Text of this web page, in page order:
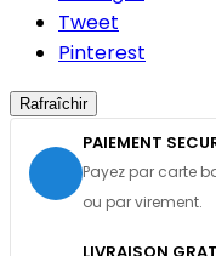
Tweet
Pinterest
PAIEMENT
Payez par carte
ou par virement.